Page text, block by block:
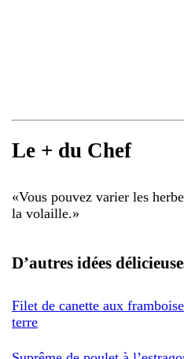
Le + du Chef
«Vous pouvez varier les
la volaille.»
D’autres idées
Filet de canette aux
terre